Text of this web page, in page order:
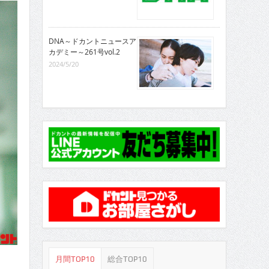
DNA～ドカントニュースア
カデミー～261号vol.2
2024/5/20
月間TOP10 総合TOP10